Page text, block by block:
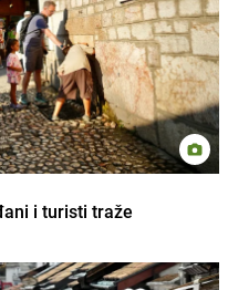
i turisti traže